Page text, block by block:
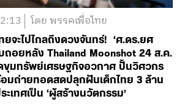
ขุมทรัพย์เศรษฐกิจอวกาศ ปั้นวิศวกร
มถ่ายทอดสดปลุกฝันเด็กไทย 3 ล้าน
เทศเป็น ‘ผู้สร้างนวัตกรรม’